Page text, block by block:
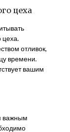
цеха
цеха.
отливок,
времени.
вашим
важным